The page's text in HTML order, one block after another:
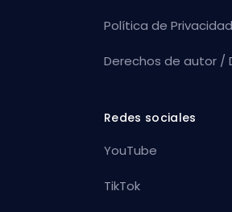
Política de Privacidad
Derechos de autor /
Redes sociales
YouTube
TikTok